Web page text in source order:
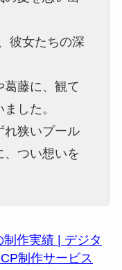
彼女たちの深
葛藤に、観て
した。
れ狭いプール
、つい想いを
作実績 | デジタ
制作サービス